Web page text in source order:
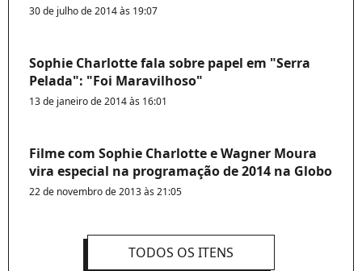
30 de julho de 2014 às 19:07
Sophie Charlotte fala sobre papel em "Serra
Pelada": "Foi Maravilhoso"
13 de janeiro de 2014 às 16:01
Filme com Sophie Charlotte e Wagner Moura
vira especial na programação de 2014 na Globo
22 de novembro de 2013 às 21:05
TODOS OS ITENS